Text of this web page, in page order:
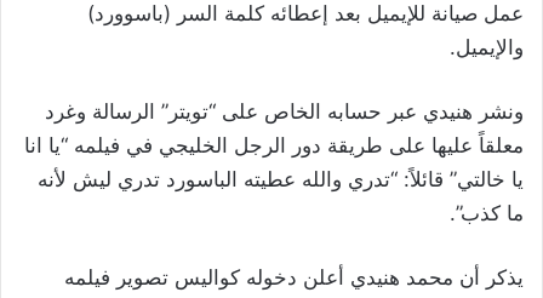
عمل صيانة للإيميل بعد إعطائه كلمة السر (باسوورد)
والإيميل.
ونشر هنيدي عبر حسابه الخاص على “تويتر” الرسالة وغرد
معلقاً عليها على طريقة دور الرجل الخليجي في فيلمه “يا انا
يا خالتي” قائلاً: “‏تدري والله عطيته الباسورد تدري ليش لأنه
ما كذب”.
يذكر أن محمد هنيدي أعلن دخوله كواليس تصوير فيلمه